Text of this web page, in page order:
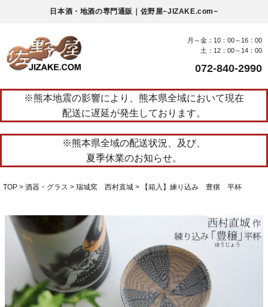
日本酒・地酒の専門通販｜佐野屋~JIZAKE.com~
月～金：10：00～16：00
土：12：00～14：00
072-840-2990
※熊本地震の影響により、熊本県全域において現在
配送に遅延が発生しております。
※熊本県全域の配送状況、及び、
夏季休業のお知らせ。
TOP 酒器・グラス 瑞城窯 西村直城 【箱入】練り込み 豊穣 平杯